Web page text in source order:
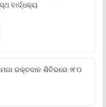
ବାର୍ଦ୍ଧକ୍ୟ
ରକ୍ତଦାନ ଶିବିରରେ ୨୮୦